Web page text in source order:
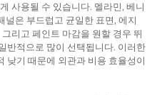
사용될 수 있습니다. 멜라민, 베니
은 부드럽고 균일한 표면, 에지
리고 페인트 마감을 원할 경우 뛰
반적으로 많이 선택됩니다. 이러한
낮기 때문에 외관과 비용 효율성이